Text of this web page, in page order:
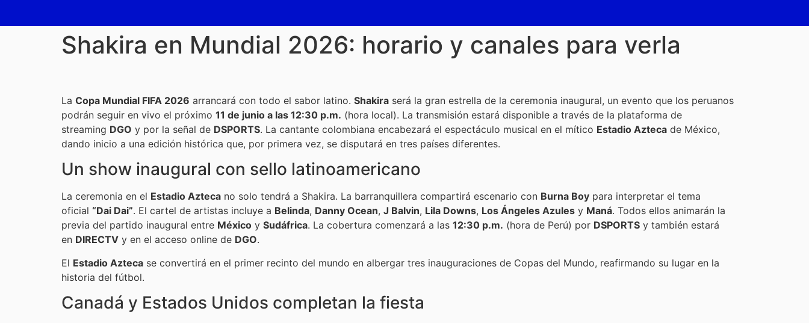
Shakira en Mundial 2026: horario y canales para verla
La Copa Mundial FIFA 2026 arrancará con todo el sabor latino. Shakira será la gran estrella de la ceremonia inaugural, un evento que los peruanos
podrán seguir en vivo el próximo 11 de junio a las 12:30 p.m. (hora local). La transmisión estará disponible a través de la plataforma de
streaming DGO y por la señal de DSPORTS. La cantante colombiana encabezará el espectáculo musical en el mítico Estadio Azteca de México,
dando inicio a una edición histórica que, por primera vez, se disputará en tres países diferentes.
Un show inaugural con sello latinoamericano
La ceremonia en el Estadio Azteca no solo tendrá a Shakira. La barranquillera compartirá escenario con Burna Boy para interpretar el tema
oficial “Dai Dai”. El cartel de artistas incluye a Belinda, Danny Ocean, J Balvin, Lila Downs, Los Ángeles Azules y Maná. Todos ellos animarán la
previa del partido inaugural entre México y Sudáfrica. La cobertura comenzará a las 12:30 p.m. (hora de Perú) por DSPORTS y también estará
en DIRECTV y en el acceso online de DGO.
El Estadio Azteca se convertirá en el primer recinto del mundo en albergar tres inauguraciones de Copas del Mundo, reafirmando su lugar en la
historia del fútbol.
Canadá y Estados Unidos completan la fiesta